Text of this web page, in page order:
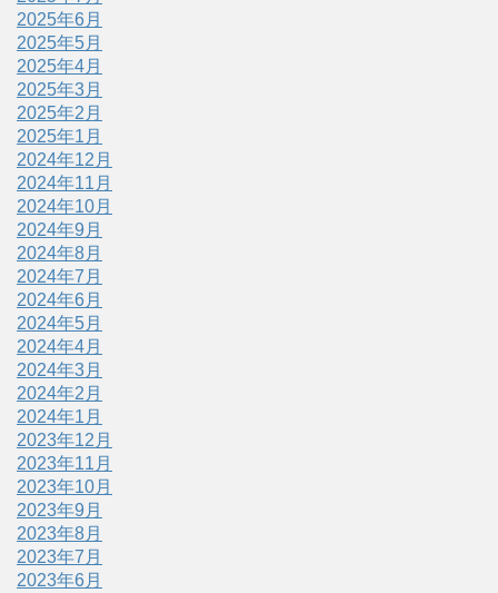
2025年6月
2025年5月
2025年4月
2025年3月
2025年2月
2025年1月
2024年12月
2024年11月
2024年10月
2024年9月
2024年8月
2024年7月
2024年6月
2024年5月
2024年4月
2024年3月
2024年2月
2024年1月
2023年12月
2023年11月
2023年10月
2023年9月
2023年8月
2023年7月
2023年6月